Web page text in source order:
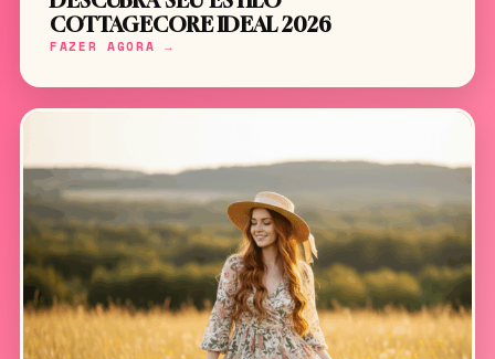
COTTAGECORE IDEAL 2026
FAZER AGORA →